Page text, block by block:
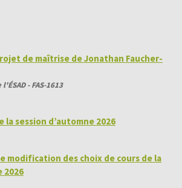
de maîtrise de Jonathan Faucher-
- FAS-1613
la session d’automne 2026
modification des choix de cours de la
2026